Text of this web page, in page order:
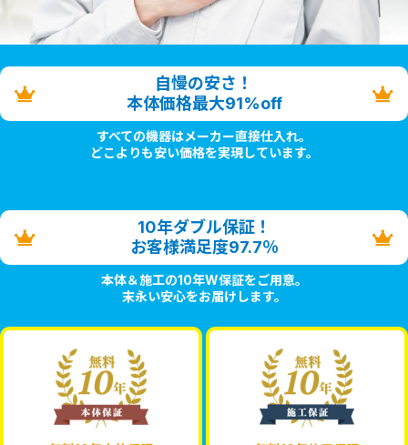
自慢の安さ！
本体価格最大91%off
すべての機器はメーカー直接仕入れ。
どこよりも安い価格を実現しています。
10年ダブル保証！
お客様満足度97.7％
本体＆施工の10年W保証をご用意。
末永い安心をお届けします。